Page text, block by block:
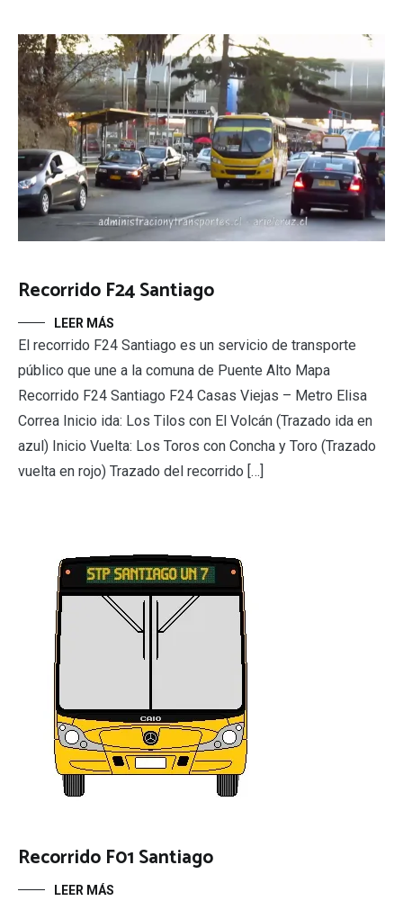
Recorrido F24 Santiago
LEER MÁS
El recorrido F24 Santiago es un servicio de transporte
público que une a la comuna de Puente Alto Mapa
Recorrido F24 Santiago F24 Casas Viejas – Metro Elisa
Correa Inicio ida: Los Tilos con El Volcán (Trazado ida en
azul) Inicio Vuelta: Los Toros con Concha y Toro (Trazado
vuelta en rojo) Trazado del recorrido […]
Recorrido F01 Santiago
LEER MÁS